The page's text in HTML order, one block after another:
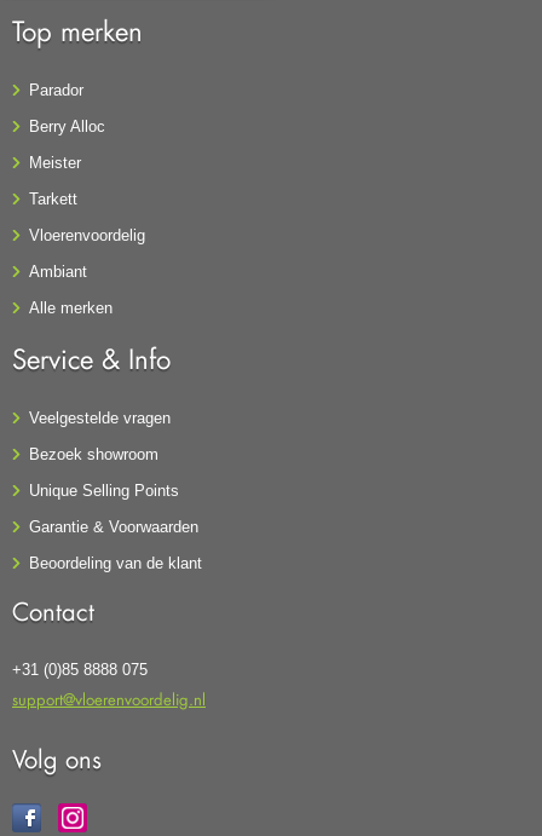
Top merken
Parador
Berry Alloc
Meister
Tarkett
Vloerenvoordelig
Ambiant
Alle merken
Service & Info
Veelgestelde vragen
Bezoek showroom
Unique Selling Points
Garantie & Voorwaarden
Beoordeling van de klant
Contact
+31 (0)85 8888 075
support@vloerenvoordelig.nl
Volg ons